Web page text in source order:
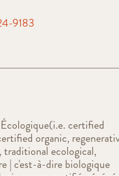
9183
certified
organic,
traditional ecological,
| c'est-à-dire biologique